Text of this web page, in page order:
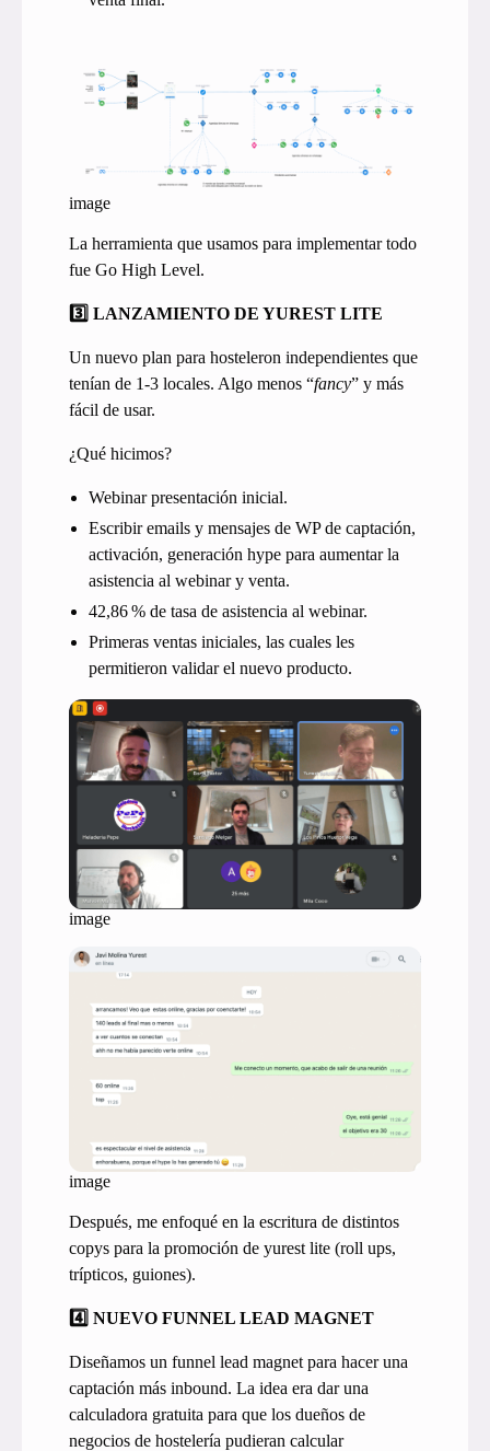
image
La herramienta que usamos para implementar todo
fue Go High Level.
3️⃣ LANZAMIENTO DE YUREST LITE
Un nuevo plan para hosteleron independientes que
tenían de 1-3 locales. Algo menos “fancy” y más
fácil de usar.
¿Qué hicimos?
Webinar presentación inicial.
Escribir emails y mensajes de WP de captación,
activación, generación hype para aumentar la
asistencia al webinar y venta.
42,86 % de tasa de asistencia al webinar.
Primeras ventas iniciales, las cuales les
permitieron validar el nuevo producto.
image
image
Después, me enfoqué en la escritura de distintos
copys para la promoción de yurest lite (roll ups,
trípticos, guiones).
4️⃣ NUEVO FUNNEL LEAD MAGNET
Diseñamos un funnel lead magnet para hacer una
captación más inbound. La idea era dar una
calculadora gratuita para que los dueños de
negocios de hostelería pudieran calcular